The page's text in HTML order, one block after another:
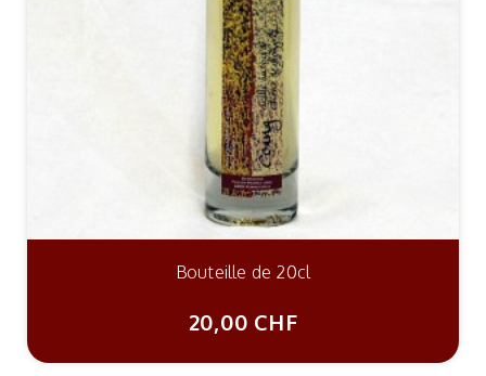
Bouteille de 20cl
20,00 CHF